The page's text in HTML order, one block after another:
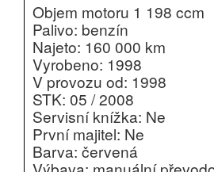
Objem motoru 1 198 ccm
Palivo: benzín
Najeto: 160 000 km
Vyrobeno: 1998
V provozu od: 1998
STK: 05 / 2008
Servisní knížka: Ne
První majitel: Ne
Barva: červená